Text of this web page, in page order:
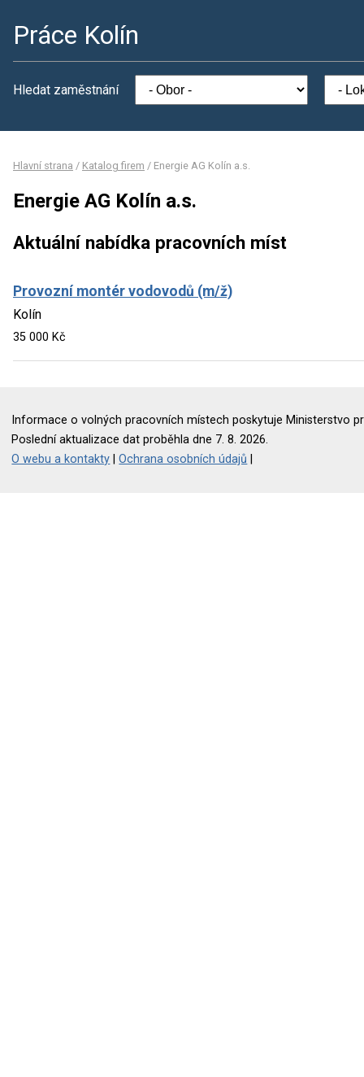
Práce Kolín
Hledat zaměstnání
Hlavní strana / Katalog firem / Energie AG Kolín a.s.
Energie AG Kolín a.s.
Aktuální nabídka pracovních míst
Provozní montér vodovodů (m/ž)
Kolín
35 000 Kč
Informace o volných pracovních místech poskytuje Ministerstvo
Poslední aktualizace dat proběhla dne 7. 8. 2026.
O webu a kontakty |Ochrana osobních údajů